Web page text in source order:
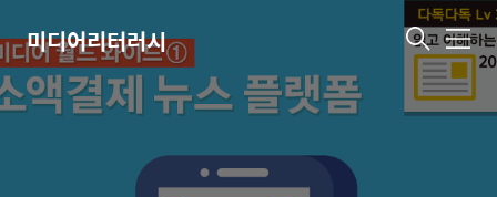
미디어리터러시 메
뉴